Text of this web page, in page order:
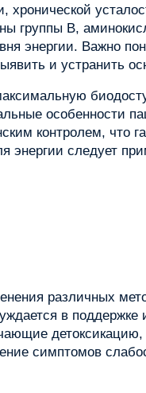
хронической
группы B,
энергии. Важно
и устранить
особенности
контролем, что
следует
различных
в поддержке
симптомов